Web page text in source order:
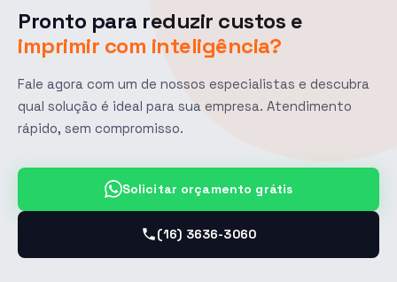
Pronto para reduzir custos e
imprimir com inteligência?
Fale agora com um de nossos especialistas e descubra
qual solução é ideal para sua empresa. Atendimento
rápido, sem compromisso.
Solicitar orçamento grátis
(16) 3636-3060